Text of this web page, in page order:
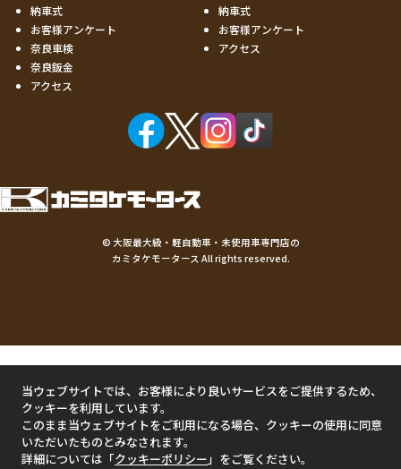
納車式
お客様アンケート
奈良車検
奈良鈑金
アクセス
納車式
お客様アンケート
アクセス
© 大阪最大級・軽自動車・未使用車専門店の
カミタケモータース All rights reserved.
当ウェブサイトでは、お客様により良いサービスをご提供するため、
クッキーを利用しています。
このまま当ウェブサイトをご利用になる場合、クッキーの使用に同意
いただいたものとみなされます。
詳細については「クッキーポリシー 」をご覧ください。